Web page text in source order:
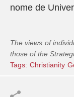
nome de
The views of
those of the
Tags: Christianity